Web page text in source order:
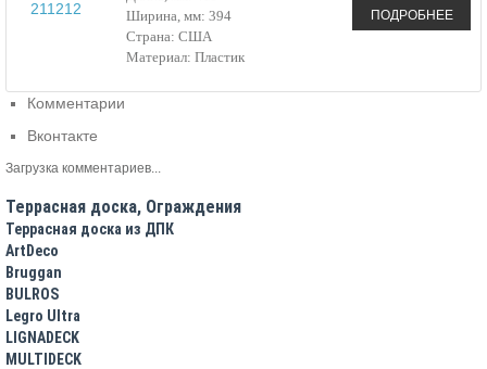
Ширина, мм: 394
Страна: США
Материал: Пластик
ПОДРОБНЕЕ
Комментарии
Вконтакте
Загрузка комментариев...
Террасная доска, Ограждения
Террасная доска из ДПК
ArtDeco
Bruggan
BULROS
Legro Ultra
LIGNADECK
MULTIDECK